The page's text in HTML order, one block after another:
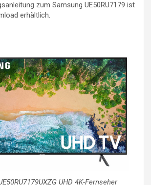
zum Samsung UE50RU7179 ist
erhältlich.
UHD 4K-Fernseher